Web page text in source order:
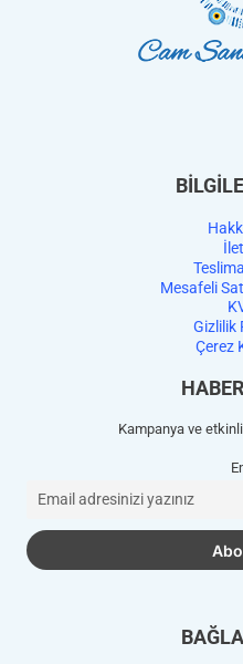
Mesafeli
Gizlilik
Çerez
Kampanya ve